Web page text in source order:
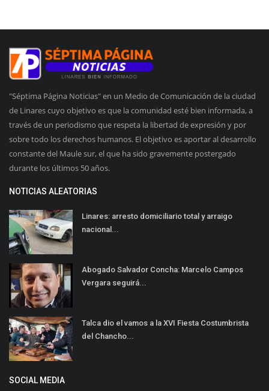
"Séptima Página Noticias" en un Medio de Comunicación de la ciudad
de Linares cuyo objetivo es que la comunidad esté bien informada, a
través de un periodismo que respeta la libertad de expresión y por
sobre todo los derechos humanos. El objetivo es aportar al desarrollo
constante del Maule sur, el que ha sido gravemente postergado
durante los últimos 50 años.
NOTICIAS ALEATORIAS
Linares: arresto domiciliario total y arraigo
nacional...
Abogado Salvador Concha: Marcelo Campos
Vergara seguirá...
Talca dio el vamos a la XVI Fiesta Costumbrista
del Chancho...
SOCIAL MEDIA